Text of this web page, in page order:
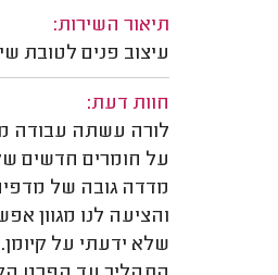
תיאור השירות:
עיצוב פנים לטובת
חוות דעת:
לורה עשתה עבודה
על חומרים חדשים
מדדה גובה של
והציעה לנו מגוון
שלא ידעתי על